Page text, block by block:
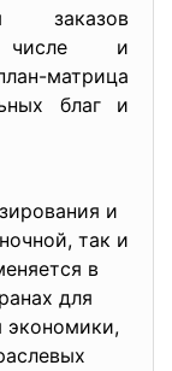
заказов
числе и
матрица
благ и
и
так и
в
для
экономики,